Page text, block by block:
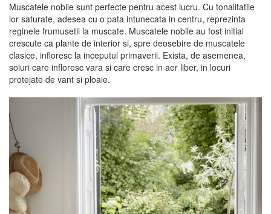
Muscatele nobile sunt perfecte pentru acest lucru. Cu tonalitatile
lor saturate, adesea cu o pata intunecata in centru, reprezinta
reginele frumusetii la muscate. Muscatele nobile au fost initial
crescute ca plante de interior si, spre deosebire de muscatele
clasice, infloresc la inceputul primaverii. Exista, de asemenea,
soiuri care infloresc vara si care cresc in aer liber, in locuri
protejate de vant si ploaie.